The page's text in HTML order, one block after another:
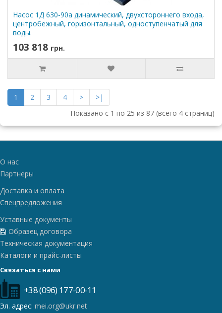
Насос 1Д 630-90a динамический, двухстороннего входа,
центробежный, горизонтальный, одноступенчатый для
воды.
103 818 грн.
1 2 3 4 >
>|
Показано с 1 по 25 из 87 (всего 4 страниц)
О нас
Партнеры
Доставка и оплата
Спецпредложения
Уставные документы
Образец договора
Техническая документация
Каталоги и прайс-листы
Связаться с нами
+38 (096) 177-00-11
Эл. адрес: mei.org@ukr.net